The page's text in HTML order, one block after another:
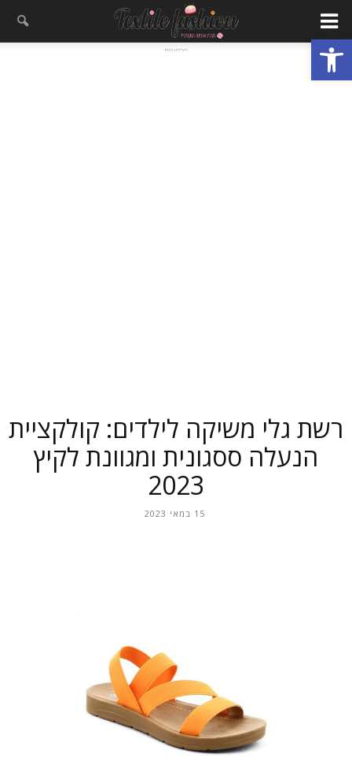
פתח סרגל נגישות - פרסומת -
רשת גלי משיקה לילדים: קולקציית
הנעלה ססגונית ומגוונת לקיץ
2023
15 במאי 2023